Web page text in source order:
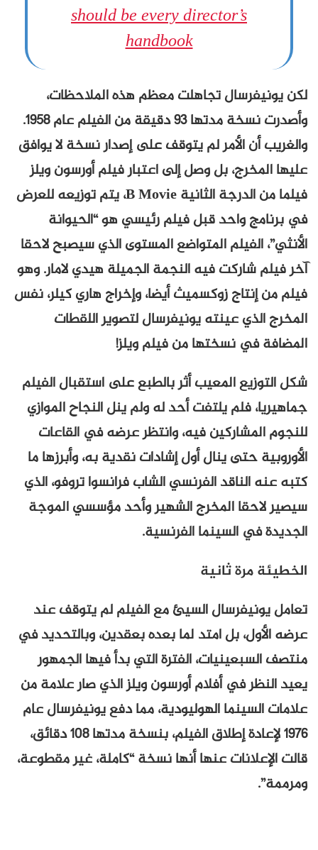
should be every director’s
handbook
لكن يونيفرسال تجاهلت معظم هذه الملاحظات،
وأصدرت نسخة مدتها 93 دقيقة من الفيلم عام 1958.
والغريب أن الأمر لم يتوقف على إصدار نسخة لا يوافق
عليها المخرج، بل وصل إلى اعتبار فيلم أورسون ويلز
فيلما من الدرجة الثانية B Movie، يتم توزيعه للعرض
في برنامج واحد قبل فيلم رئيسي هو “الحيوانة
الأنثي”، الفيلم المتواضع المستوى الذي سيصبح لاحقا
آخر فيلم شاركت فيه النجمة الجميلة هيدي لامار. وهو
فيلم من إنتاج زوكسميث أيضا، وإخراج هاري كيلر، نفس
المخرج الذي عينته يونيفرسال لتصوير اللقطات
المضافة في نسختها من فيلم ويلز!
شكل التوزيع المعيب أثر بالطبع على استقبال الفيلم
جماهيريا، فلم يلتفت أحد له ولم ينل النجاح الموازي
للنجوم المشاركين فيه، وانتظر عرضه في القاعات
الأوروبية حتى ينال أول إشادات نقدية به، وأبرزها ما
كتبه عنه الناقد الفرنسي الشاب فرانسوا تروفو، الذي
سيصير لاحقا المخرج الشهير وأحد مؤسسي الموجة
الجديدة في السينما الفرنسية.
الخطيئة مرة ثانية
تعامل يونيفرسال السيئ مع الفيلم لم يتوقف عند
عرضه الأول، بل امتد لما بعده بعقدين، وبالتحديد في
منتصف السبعينيات، الفترة التي بدأ فيها الجمهور
يعيد النظر في أفلام أورسون ويلز الذي صار علامة من
علامات السينما الهوليودية، مما دفع يونيفرسال عام
1976 لإعادة إطلاق الفيلم، بنسخة مدتها 108 دقائق،
قالت الإعلانات عنها أنها نسخة “كاملة، غير مقطوعة،
ومرممة”.